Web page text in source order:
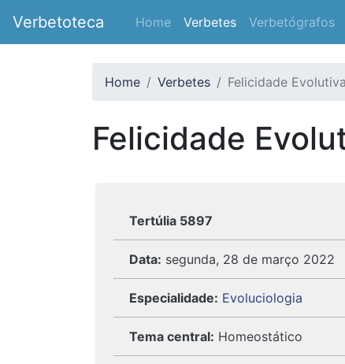
Verbetoteca Home Verbetes Verbetógrafos
Home Verbetes Felicidade Evolutiva
Felicidade
Tertúlia 5897
Data: segunda, 28 de março 2022
Especialidade: Evoluciologia
Tema central: Homeostático